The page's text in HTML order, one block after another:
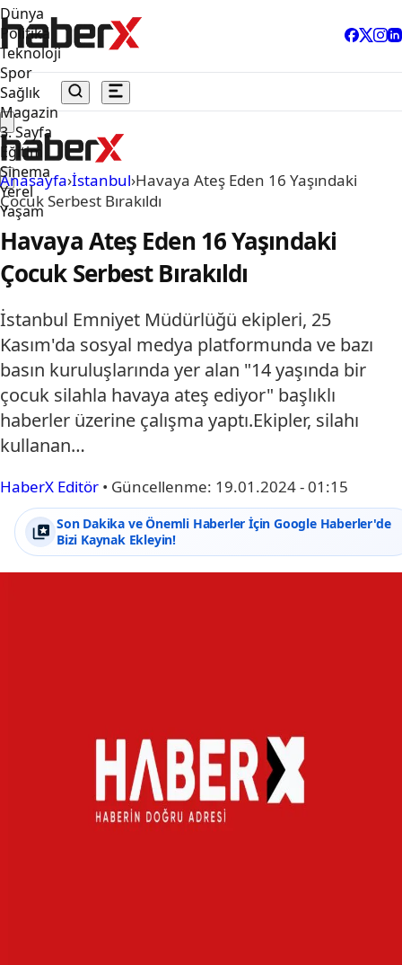
Dünya
Politika
Teknoloji
Spor
Sağlık
Magazin
3. Sayfa
Eğitim
Sinema
Yerel
Yaşam
Anasayfa›İstanbul›Havaya Ateş Eden 16 Yaşındaki
Çocuk Serbest Bırakıldı
Havaya Ateş Eden 16 Yaşındaki
Çocuk Serbest Bırakıldı
İstanbul Emniyet Müdürlüğü ekipleri, 25
Kasım'da sosyal medya platformunda ve bazı
basın kuruluşlarında yer alan "14 yaşında bir
çocuk silahla havaya ateş ediyor" başlıklı
haberler üzerine çalışma yaptı.Ekipler, silahı
kullanan…
HaberX Editör • Güncellenme: 19.01.2024 - 01:15
Son Dakika ve Önemli Haberler İçin Google Haberler'de
Bizi Kaynak Ekleyin!